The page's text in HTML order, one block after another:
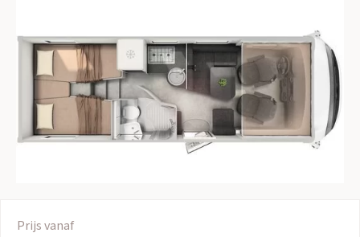
Prijs vanaf